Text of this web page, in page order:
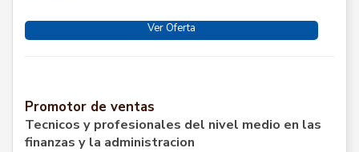
Ver Oferta
Promotor de ventas
Tecnicos y profesionales del nivel medio en las
finanzas y la administracion